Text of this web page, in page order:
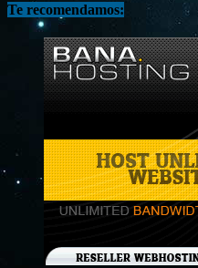
Te recomendamos: